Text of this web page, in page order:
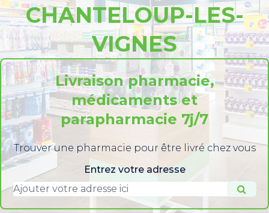
CHANTELOUP-LES-
VIGNES
Livraison pharmacie,
médicaments et
parapharmacie 7j/7
Trouver une pharmacie pour être livré chez vous
Entrez votre adresse